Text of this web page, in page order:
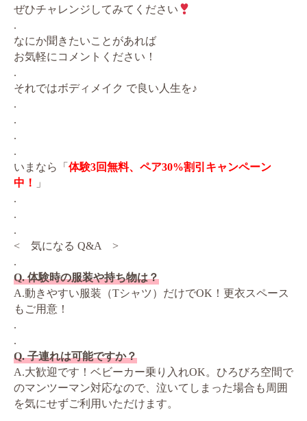
ぜひチャレンジしてみてください
.
なにか聞きたいことがあれば
お気軽にコメントください！
.
それではボディメイク で良い人生を♪
.
.
.
.
いまなら「 体験3回無料、ペア30%割引キャンペーン
中！
」
.
.
.
< 気になる Q&A >
.
Q. 体験時の服装や持ち物は？
A.動きやすい服装（Tシャツ）だけでOK！更衣スペース
もご用意！
.
.
Q. 子連れは可能ですか？
A.大歓迎です！ベビーカー乗り入れOK。ひろびろ空間で
のマンツーマン対応なので、泣いてしまった場合も周囲
を気にせずご利用いただけます。